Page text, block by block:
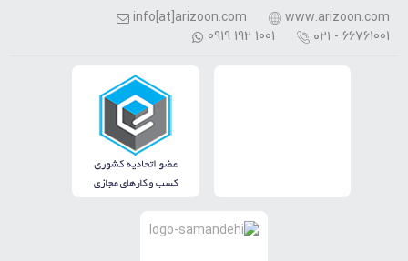
www.arizoon.com
info[at]arizoon.com
۰۲۱ - 66761001
0919 192 1001